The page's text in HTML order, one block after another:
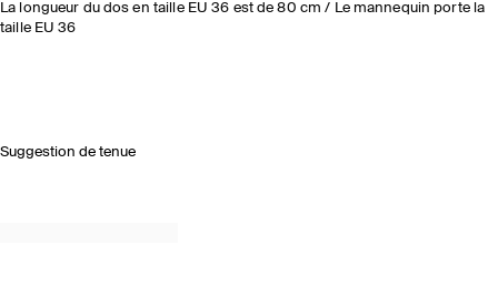
La longueur du dos en taille EU 36 est de 80 cm / Le mannequin porte la
taille EU 36
Suggestion de tenue